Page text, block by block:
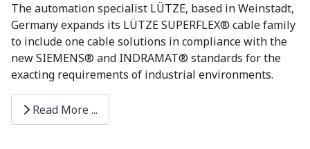
The automation specialist LÜTZE, based in Weinstadt,
Germany expands its LÜTZE SUPERFLEX® cable family
to include one cable solutions in compliance with the
new SIEMENS® and INDRAMAT® standards for the
exacting requirements of industrial environments.
Read More ...